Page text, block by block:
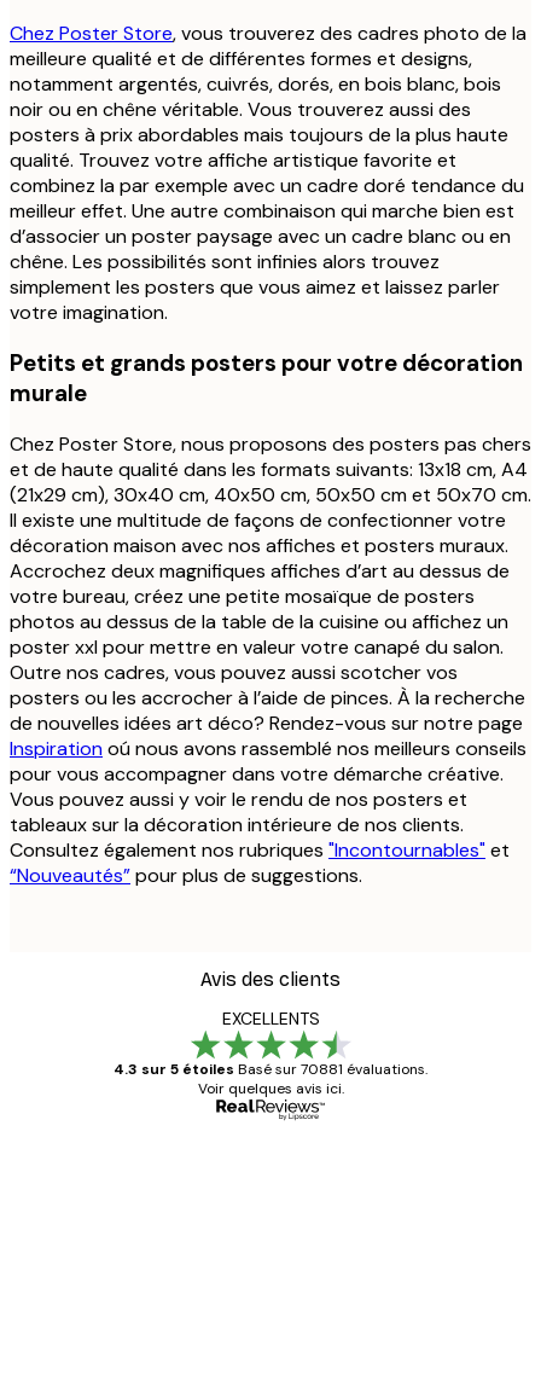
Chez Poster Store, vous trouverez des cadres photo de la
meilleure qualité et de différentes formes et designs,
notamment argentés, cuivrés, dorés, en bois blanc, bois
noir ou en chêne véritable. Vous trouverez aussi des
posters à prix abordables mais toujours de la plus haute
qualité. Trouvez votre affiche artistique favorite et
combinez la par exemple avec un cadre doré tendance du
meilleur effet. Une autre combinaison qui marche bien est
d’associer un poster paysage avec un cadre blanc ou en
chêne. Les possibilités sont infinies alors trouvez
simplement les posters que vous aimez et laissez parler
votre imagination.
Petits et grands posters pour votre décoration
murale
Chez Poster Store, nous proposons des posters pas chers
et de haute qualité dans les formats suivants: 13x18 cm, A4
(21x29 cm), 30x40 cm, 40x50 cm, 50x50 cm et 50x70 cm.
Il existe une multitude de façons de confectionner votre
décoration maison avec nos affiches et posters muraux.
Accrochez deux magnifiques affiches d’art au dessus de
votre bureau, créez une petite mosaïque de posters
photos au dessus de la table de la cuisine ou affichez un
poster xxl pour mettre en valeur votre canapé du salon.
Outre nos cadres, vous pouvez aussi scotcher vos
posters ou les accrocher à l’aide de pinces. À la recherche
de nouvelles idées art déco? Rendez-vous sur notre page
Inspirationoú nous avons rassemblé nos meilleurs conseils
pour vous accompagner dans votre démarche créative.
Vous pouvez aussi y voir le rendu de nos posters et
tableaux sur la décoration intérieure de nos clients.
Consultez également nos rubriques "Incontournables"et
“Nouveautés”pour plus de suggestions.
Avis des clients
EXCELLENTS
4.3 sur 5 étoiles Basé sur 70881 évaluations.
Voir quelques avis ici.